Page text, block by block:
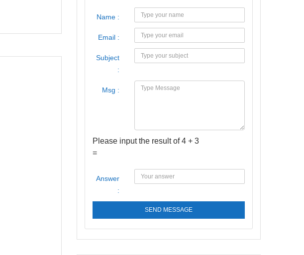
Name :
Email :
Subject
:
Msg :
Please input the result of 4 + 3
=
Answer
:
SEND MESSAGE